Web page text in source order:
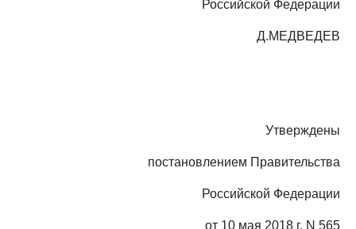
Российской Федерации
Д.МЕДВЕДЕВ
Утверждены
постановлением Правительства
Российской Федерации
от 10 мая 2018 г. N 565